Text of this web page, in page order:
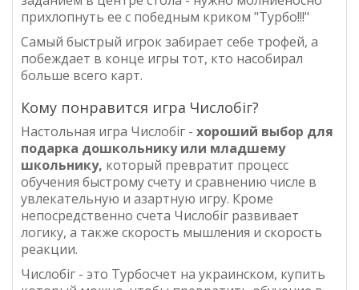
прихлопнуть ее с победным криком "Турбо!!!"
Самый быстрый игрок забирает себе трофей, а
побеждает в конце игры тот, кто насобирал
больше всего карт.
Кому понравится игра Числобіг?
Настольная игра Числобіг - хороший выбор для
подарка дошкольнику или младшему
школьнику, который превратит процесс
обучения быстрому счету и сравнению числе в
увлекательную и азартную игру. Кроме
непосредственно счета Числобіг развивает
логику, а также скорость мышления и скорость
реакции.
Числобіг - это Турбосчет на украинском, купить